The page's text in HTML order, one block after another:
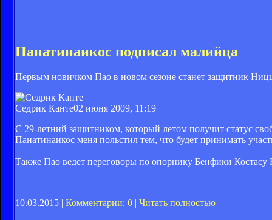
Панатинаикос подписал малийца
Первым новичком Пао в новом сезоне станет защитник
Седрик Канте02 июня 2009, 11:19
С 29-летний защитником, который летом получит статус
Панатинаикос меня польстил тем, что будет принимать
Также Пао ведет переговоры по опорнику Бенфики Костасу
10.03.2015 | Комментарии: 0 | Читать полностью